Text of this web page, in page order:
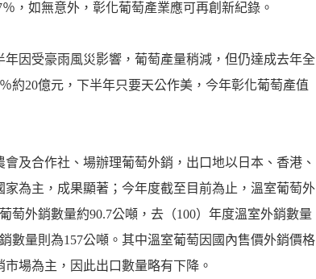
，如無意外，彰化葡萄產業應可再創新紀錄。
年因受豪雨風災影響，葡萄產量稍減，但仍達成去年全
約20億元，下半年只要天公作美，今年彰化葡萄產值
及合作社、場辦理葡萄外銷，出口地以日本、香港、
家為主，成果顯著；今年度截至目前為止，溫室葡萄外
萄外銷數量約90.7公噸，去（100）年度溫室外銷數量
數量則為157公噸。其中溫室葡萄因國內售價外銷價格
場為主，因此出口數量略有下降。